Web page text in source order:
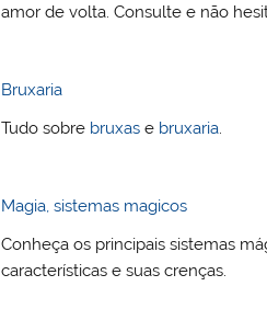
amor de volta. Consulte e não
Bruxaria
Tudo sobre bruxas e bruxaria.
Magia, sistemas magicos
Conheça os principais sistemas
características e suas crenças.